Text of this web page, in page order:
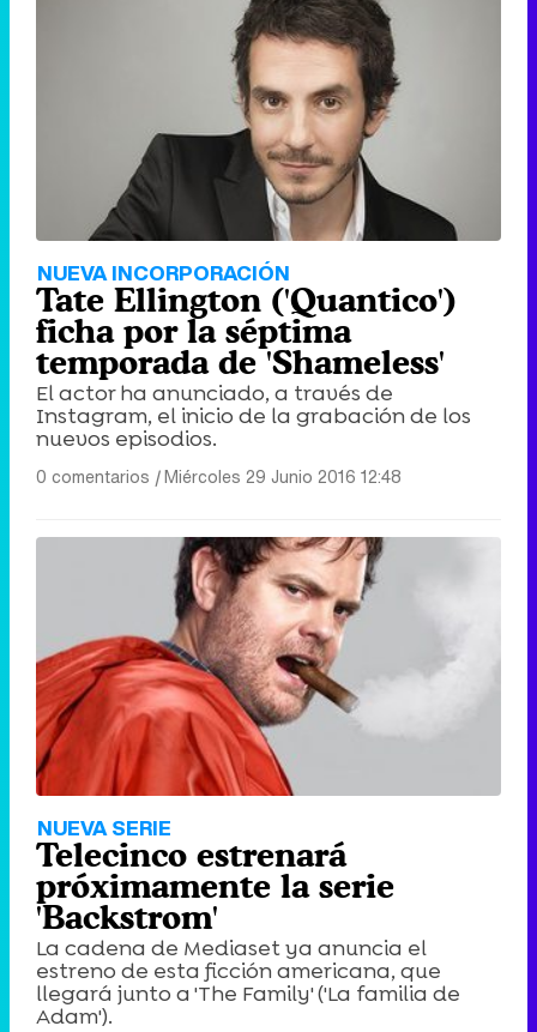
NUEVA INCORPORACIÓN
Tate Ellington ('Quantico')
ficha por la séptima
temporada de 'Shameless'
El actor ha anunciado, a través de
Instagram, el inicio de la grabación de los
nuevos episodios.
0 comentarios |Miércoles 29 Junio 2016 12:48
NUEVA SERIE
Telecinco estrenará
próximamente la serie
'Backstrom'
La cadena de Mediaset ya anuncia el
estreno de esta ficción americana, que
llegará junto a 'The Family' ('La familia de
Adam').